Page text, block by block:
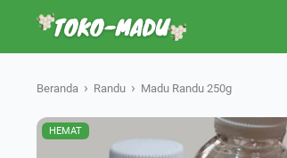
Beranda › Randu › Madu Randu 250g
HEMAT